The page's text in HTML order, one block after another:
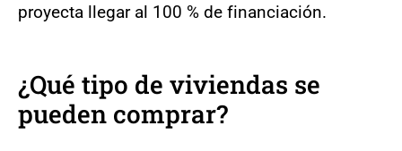
proyecta llegar al 100 % de financiación.
¿Qué tipo de viviendas se
pueden comprar?